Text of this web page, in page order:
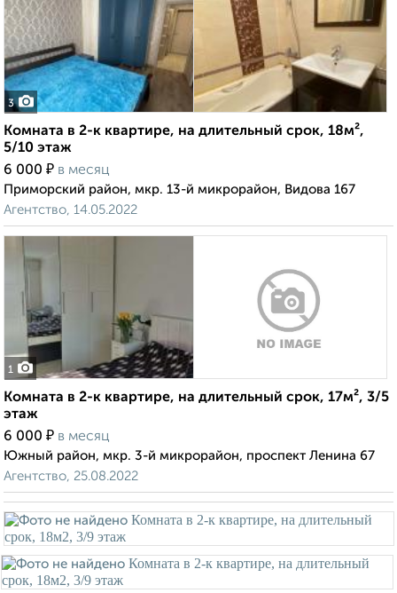
3
Комната в 2-к квартире, на длительный срок, 18м²,
5/10 этаж
6 000 ₽ в месяц
Приморский район, мкр. 13-й микрорайон, Видова 167
Агентство, 14.05.2022
1
Комната в 2-к квартире, на длительный срок, 17м², 3/5
этаж
6 000 ₽ в месяц
Южный район, мкр. 3-й микрорайон, проспект Ленина 67
Агентство, 25.08.2022